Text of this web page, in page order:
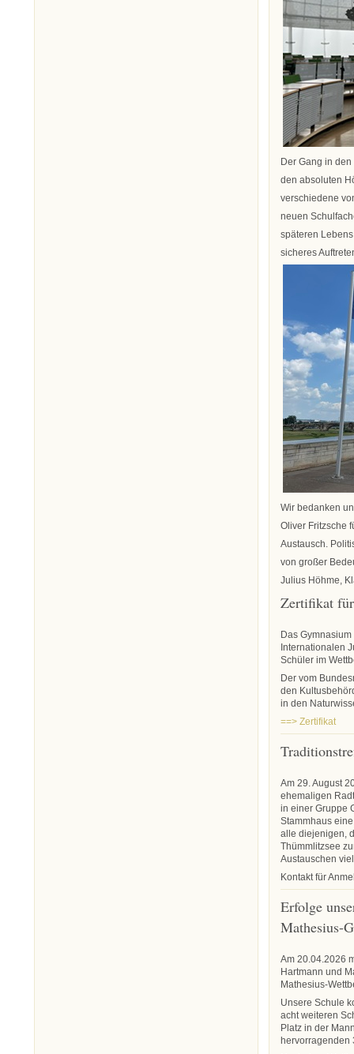
Der Gang in
den absoluten
verschiedene
neuen
späteren
sicheres
Wir bedanken
Oliver Fritzsche
Austausch.
von großer
Julius Höhme,
Zertifikat
Das
Internationalen
Schüler im
Der vom
den
in den
==> Zertifikat
Am 29. August
ehemaligen
in einer Gruppe
Stammhaus
alle diejenigen,
Thümmlitzsee
Austauschen
Kontakt für
Erfolge
Mathesius-
Am 20.04.2026
Hartmann und
Mathesius-
Unsere Schule
acht weiteren
Platz in der
hervorragenden